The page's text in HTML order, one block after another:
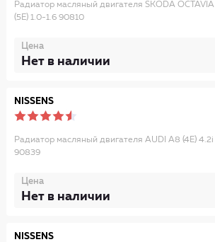
Радиатор масляный двигателя SKODA OCTAVIA
(5E) 1.0-1.6 90810
Цена
Нет в наличии
NISSENS
Радиатор масляный двигателя AUDI A8 (4E) 4.2i
90839
Цена
Нет в наличии
NISSENS